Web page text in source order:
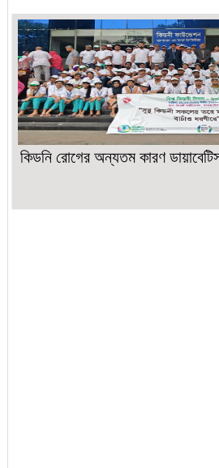
কিডনি রোগের অন্যতম কারণ